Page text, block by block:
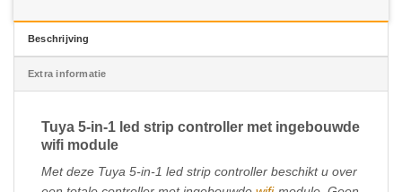
Beschrijving
Extra informatie
Tuya 5-in-1 led strip controller met ingebouwde
wifi module
Met deze Tuya 5-in-1 led strip controller beschikt u over